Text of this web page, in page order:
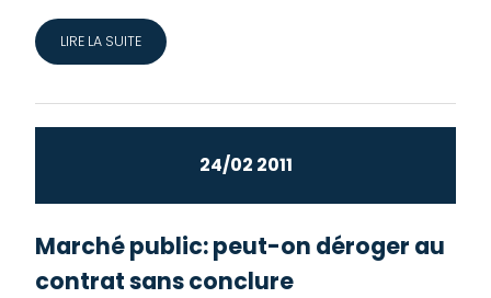
LIRE LA SUITE
24/02 2011
Marché public: peut-on déroger au
contrat sans conclure